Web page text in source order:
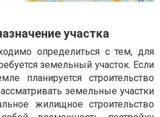
участка
определиться с тем, для
земельный участок. Если
планируется строительство
земельные участки
жилищное строительство